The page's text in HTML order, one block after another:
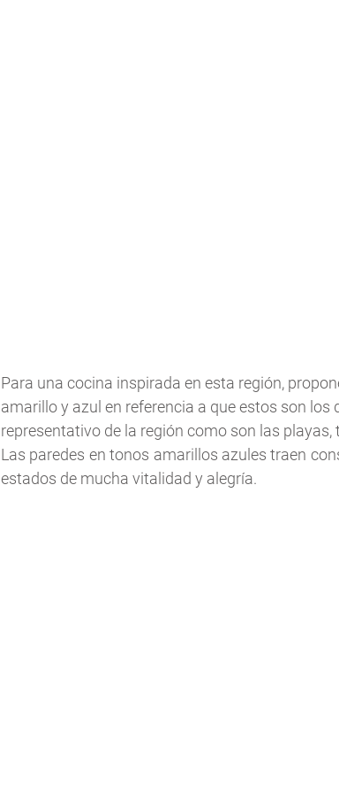
Para una cocina inspirada en esta región,
amarillo y azul en referencia a que estos son los
representativo de la región como son las playas,
Las paredes en tonos amarillos azules traen
estados de mucha vitalidad y alegría.